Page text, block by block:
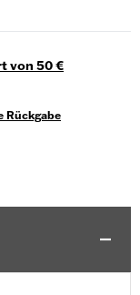
von 50 €
Rückgabe